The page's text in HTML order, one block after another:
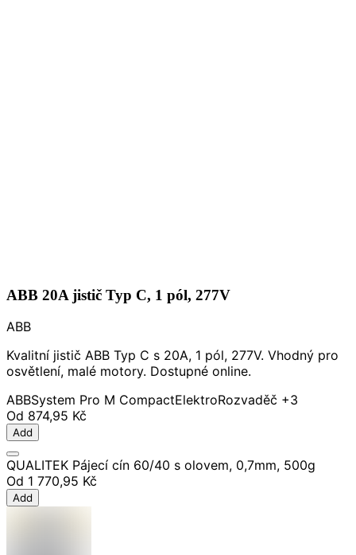
ABB 20A jistič Typ C, 1 pól, 277V
ABB
Kvalitní jistič ABB Typ C s 20A, 1 pól, 277V. Vhodný pro
osvětlení, malé motory. Dostupné online.
ABBSystem Pro M CompactElektroRozvaděč +3
Od 874,95 Kč
Add
QUALITEK Pájecí cín 60/40 s olovem, 0,7mm, 500g
Od 1 770,95 Kč
Add